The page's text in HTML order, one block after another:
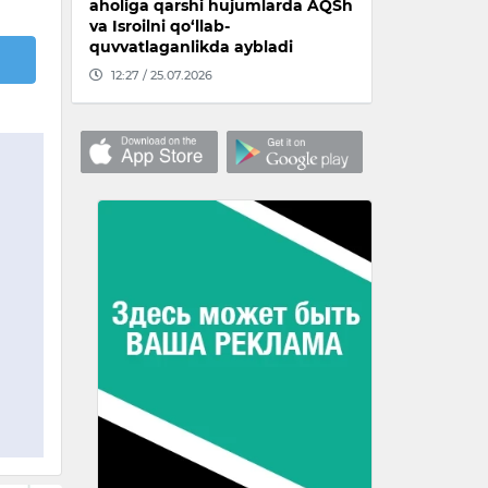
aholiga qarshi hujumlarda AQSh
va Isroilni qo‘llab-
quvvatlaganlikda aybladi
12:27 / 25.07.2026